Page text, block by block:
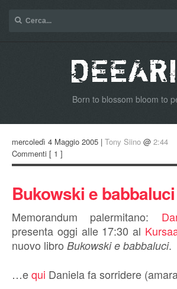
Born to blossom bloom to
mercoledì 4 Maggio 2005 | Tony Siino @ 2:44
Commenti [ 1 ]
Bukowski e babbaluci
Memorandum palermitano:
presenta oggi alle 17:30 al
nuovo libro Bukowski e babbaluci.
…equi Daniela fa sorridere